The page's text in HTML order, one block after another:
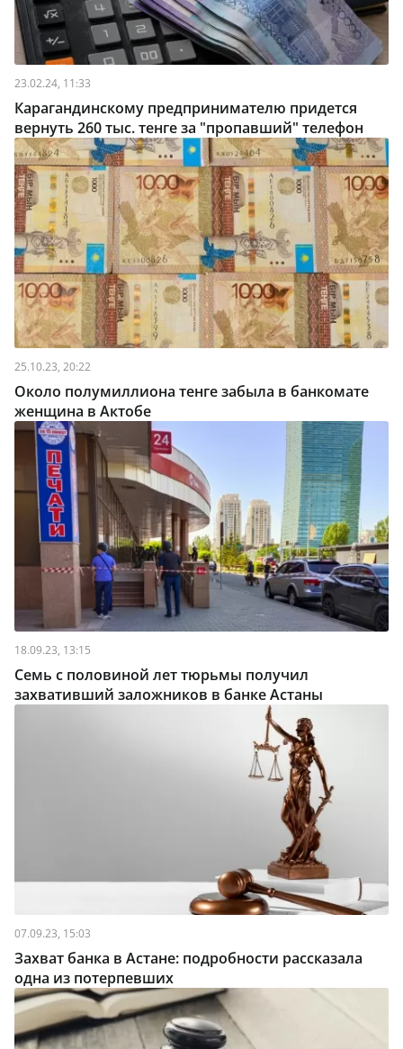
23.02.24, 11:33
Карагандинскому предпринимателю придется
вернуть 260 тыс. тенге за "пропавший" телефон
25.10.23, 20:22
Около полумиллиона тенге забыла в банкомате
женщина в Актобе
18.09.23, 13:15
Семь с половиной лет тюрьмы получил
захвативший заложников в банке Астаны
07.09.23, 15:03
Захват банка в Астане: подробности рассказала
одна из потерпевших